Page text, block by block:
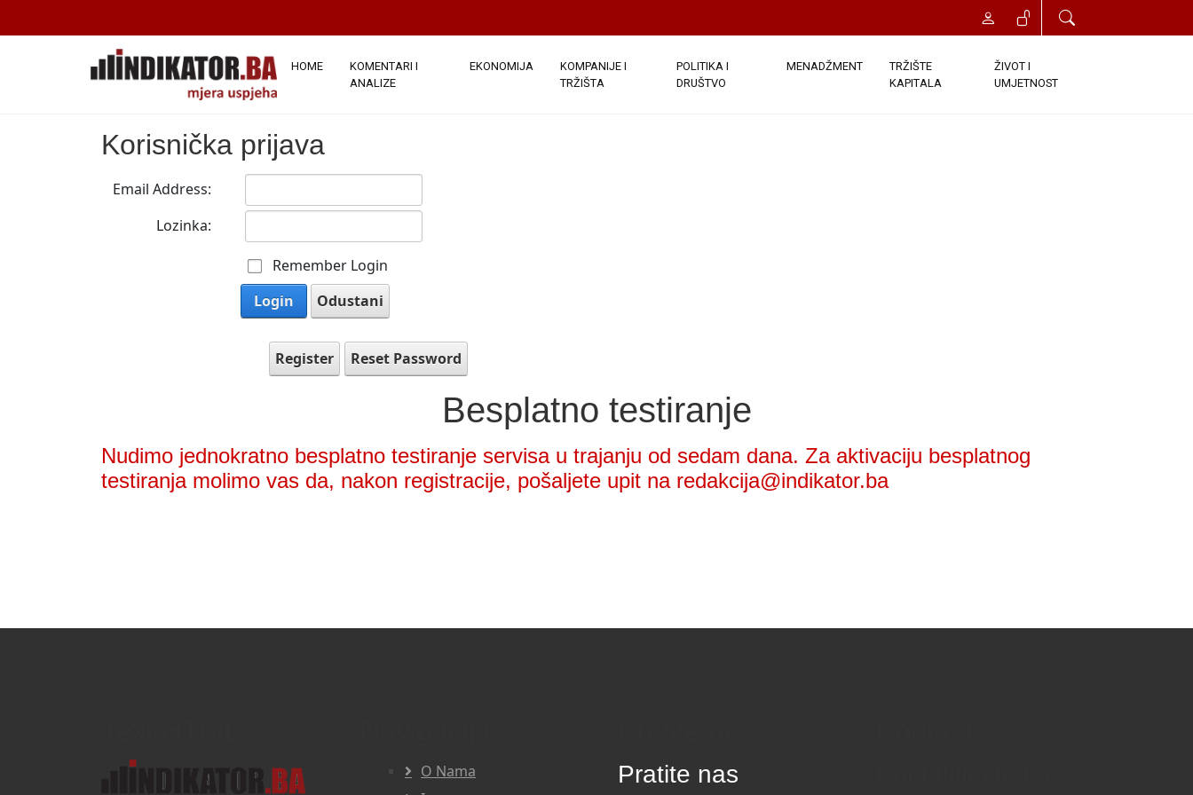
HOME
KOMENTARI I
ANALIZE
EKONOMIJA
KOMPANIJE I
TRŽIŠTA
POLITIKA I
DRUŠTVO
MENADŽMENT
TRŽIŠTE
KAPITALA
ŽIVOT I
UMJETNOST
Korisnička prijava
Email Address:
Lozinka:
Remember Login
Login
Odustani
Register Reset Password
Besplatno testiranje
Nudimo jednokratno besplatno testiranje servisa u trajanju od sedam dana. Za aktivaciju besplatnog
testiranja molimo vas da, nakon registracije, pošaljete upit na redakcija@indikator.ba
O Nama
Pratite nas